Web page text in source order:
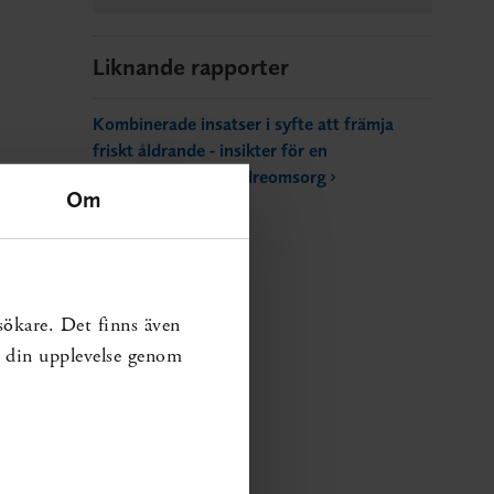
Om
Det finns även
upplevelse genom
Liknande rapporter
Kombinerade insatser i syfte att främja
friskt åldrande - insikter för en
kunskapsbaserad äldreomsorg